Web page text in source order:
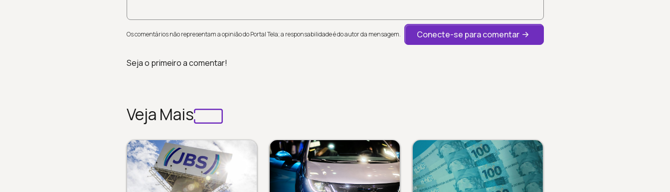
Os comentários não representam a opinião do Portal Tela; a responsabilidade é do autor da mensagem. Conecte-se para comentar
Seja o primeiro a comentar!
Veja Mais